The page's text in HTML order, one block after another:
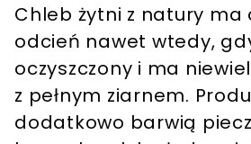
Chleb żytni z natury ma
odcień nawet wtedy,
oczyszczony i ma
z pełnym ziarnem.
dodatkowo barwią